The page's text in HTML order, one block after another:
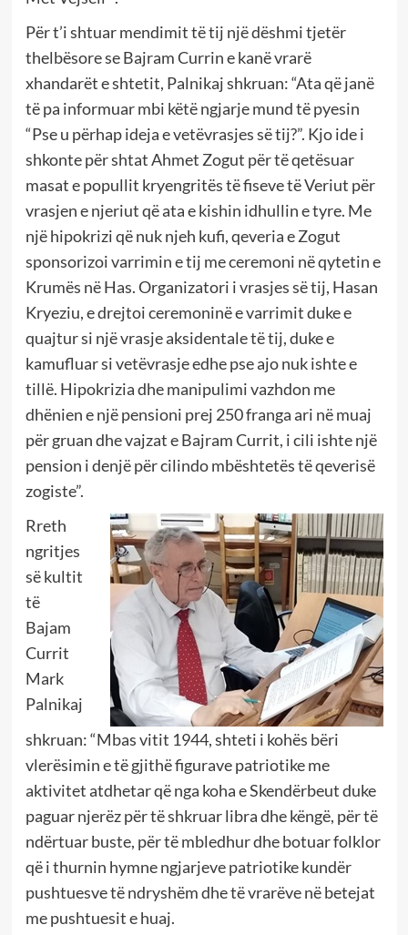
Për t’i shtuar mendimit të tij një dëshmi tjetër
thelbësore se Bajram Currin e kanë vrarë
xhandarët e shtetit, Palnikaj shkruan: “Ata që janë
të pa informuar mbi këtë ngjarje mund të pyesin
“Pse u përhap ideja e vetëvrasjes së tij?”. Kjo ide i
shkonte për shtat Ahmet Zogut për të qetësuar
masat e popullit kryengritës të fiseve të Veriut për
vrasjen e njeriut që ata e kishin idhullin e tyre. Me
një hipokrizi që nuk njeh kufi, qeveria e Zogut
sponsorizoi varrimin e tij me ceremoni në qytetin e
Krumës në Has. Organizatori i vrasjes së tij, Hasan
Kryeziu, e drejtoi ceremoninë e varrimit duke e
quajtur si një vrasje aksidentale të tij, duke e
kamufluar si vetëvrasje edhe pse ajo nuk ishte e
tillë. Hipokrizia dhe manipulimi vazhdon me
dhënien e një pensioni prej 250 franga ari në muaj
për gruan dhe vajzat e Bajram Currit, i cili ishte një
pension i denjë për cilindo mbështetës të qeverisë
zogiste”.
Rreth
ngritjes
së kultit
të
Bajam
Currit
Mark
Palnikaj
shkruan: “Mbas vitit 1944, shteti i kohës bëri
vlerësimin e të gjithë figurave patriotike me
aktivitet atdhetar që nga koha e Skendërbeut duke
paguar njerëz për të shkruar libra dhe këngë, për të
ndërtuar buste, për të mbledhur dhe botuar folklor
që i thurnin hymne ngjarjeve patriotike kundër
pushtuesve të ndryshëm dhe të vrarëve në betejat
me pushtuesit e huaj.